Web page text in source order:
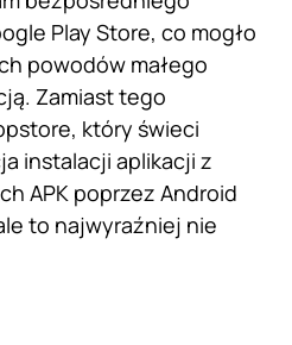
Play Store, co mogło
powodów małego
Zamiast tego
który świeci
instalacji aplikacji z
APK poprzez Android
to najwyraźniej nie